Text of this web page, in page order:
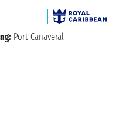
Port Canaveral